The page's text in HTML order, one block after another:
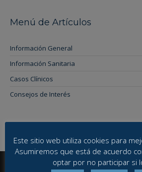
Menú de Artículos
Información General
Información Sanitaria
Casos Clínicos
Consejos de Interés
Este sitio web utiliza cookies para
Asumiremos que está de acuerdo
optar por no participar si